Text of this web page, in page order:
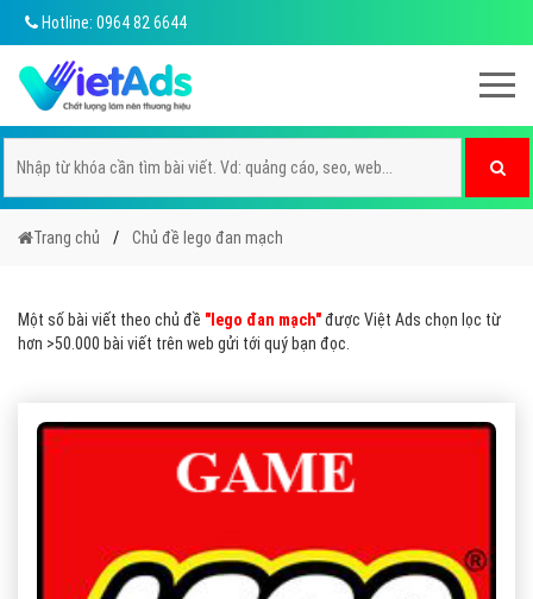
Hotline: 0964 82 6644
Trang chủ Chủ đề lego đan mạch
Một số bài viết theo chủ đề "lego đan mạch"được Việt Ads chọn lọc từ
hơn >50.000 bài viết trên web gửi tới quý bạn đọc.